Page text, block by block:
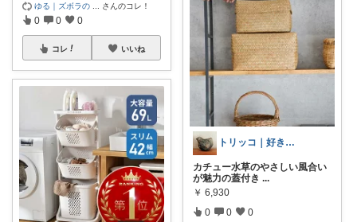
ゆる｜ズボラの さんのコレ！
0 0 0
コレ いいね
トリッコ｜好きな雑貨・インテリア
カチュー水草のやさしい風合い
が魅力の蓋付き ...
￥ 6,930
0 0 0